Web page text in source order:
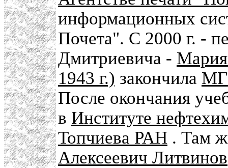
информационных
Почета". С 2000 г. -
Дмитриевича - Мария
1943 г.) закончила
После окончания
в Институте
Топчиева РАН . Там
Алексеевич Литвинов